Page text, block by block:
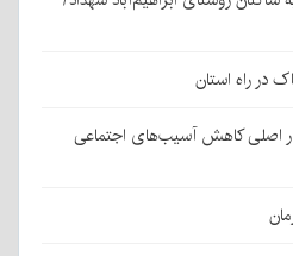
در راه استان
اصلی کاهش آسیب‌های اجتماعی